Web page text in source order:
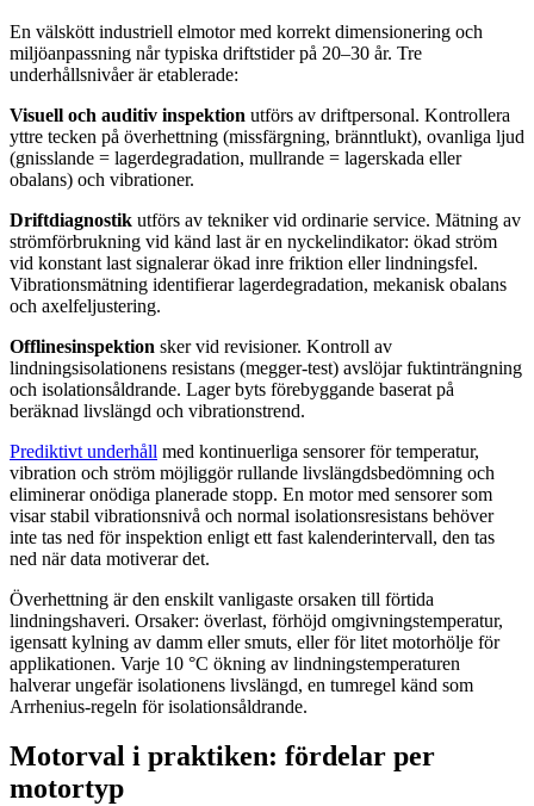
En välskött industriell elmotor med korrekt dimensionering och
miljöanpassning når typiska driftstider på 20–30 år. Tre
underhållsnivåer är etablerade:
Visuell och auditiv inspektion utförs av driftpersonal. Kontrollera
yttre tecken på överhettning (missfärgning, bränntlukt), ovanliga ljud
(gnisslande = lagerdegradation, mullrande = lagerskada eller
obalans) och vibrationer.
Driftdiagnostik utförs av tekniker vid ordinarie service. Mätning av
strömförbrukning vid känd last är en nyckelindikator: ökad ström
vid konstant last signalerar ökad inre friktion eller lindningsfel.
Vibrationsmätning identifierar lagerdegradation, mekanisk obalans
och axelfeljustering.
Offlinesinspektion sker vid revisioner. Kontroll av
lindningsisolationens resistans (megger-test) avslöjar fuktinträngning
och isolationsåldrande. Lager byts förebyggande baserat på
beräknad livslängd och vibrationstrend.
Prediktivt underhåll med kontinuerliga sensorer för temperatur,
vibration och ström möjliggör rullande livslängdsbedömning och
eliminerar onödiga planerade stopp. En motor med sensorer som
visar stabil vibrationsnivå och normal isolationsresistans behöver
inte tas ned för inspektion enligt ett fast kalenderintervall, den tas
ned när data motiverar det.
Överhettning är den enskilt vanligaste orsaken till förtida
lindningshaveri. Orsaker: överlast, förhöjd omgivningstemperatur,
igensatt kylning av damm eller smuts, eller för litet motorhölje för
applikationen. Varje 10 °C ökning av lindningstemperaturen
halverar ungefär isolationens livslängd, en tumregel känd som
Arrhenius-regeln för isolationsåldrande.
Motorval i praktiken: fördelar per
motortyp